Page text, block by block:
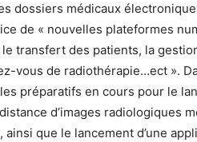
dossiers médicaux
de « nouvelles plateformes
transfert des patients, la
vous de radiothérapie…ect ».
préparatifs en cours pour le
d’images radiologiques
que le lancement d’une